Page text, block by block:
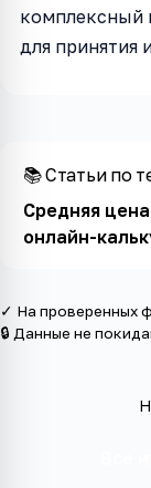
комплексный
для принятия
📚 Статьи по
Средняя
онлайн-
✓ На проверенных
🔒 Данные не